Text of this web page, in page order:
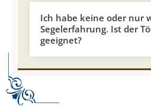
Ich habe keine oder nur
Segelerfahrung. Ist der
geeignet?